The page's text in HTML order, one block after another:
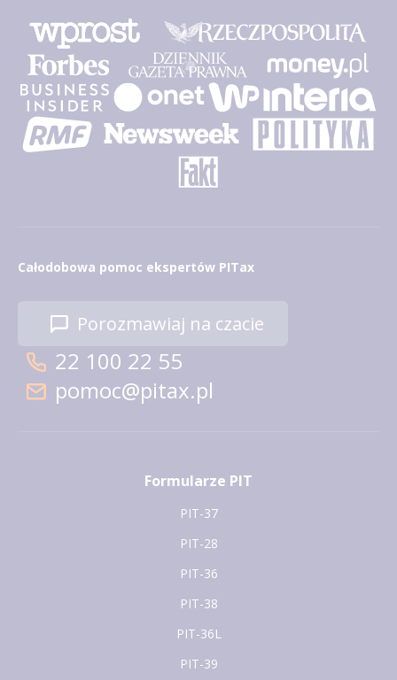
Całodobowa pomoc ekspertów PITax
Porozmawiaj na czacie
22 100 22 55
pomoc@pitax.pl
Formularze PIT
PIT-37
PIT-28
PIT-36
PIT-38
PIT-36L
PIT-39